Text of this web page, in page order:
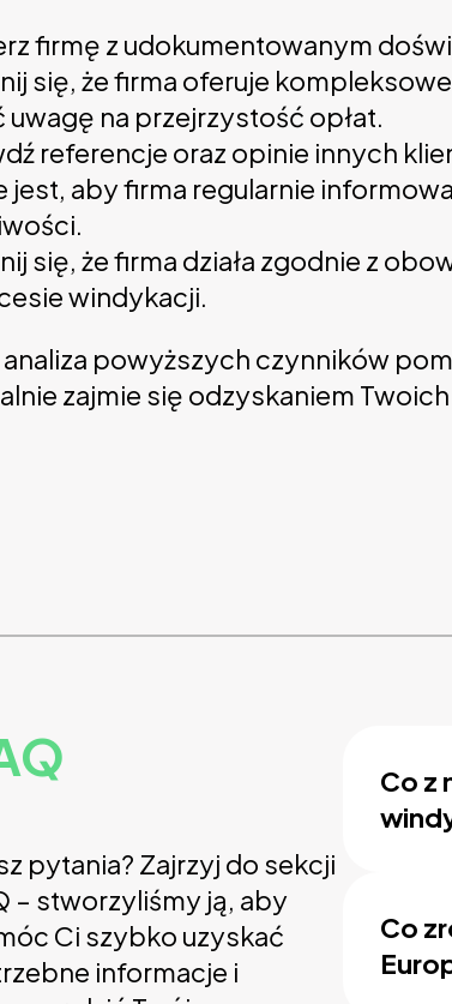
firmę z udokumentowanym
się, że firma oferuje
uwagę na przejrzystość opłat.
referencje oraz opinie innych
jest, aby firma regularnie
się, że firma działa zgodnie z
windykacji.
analiza powyższych czynników
zajmie się odzyskaniem
pytania? Zajrzyj do sekcji
– stworzyliśmy ją, aby
Ci szybko uzyskać
informacje i
Co z
Co